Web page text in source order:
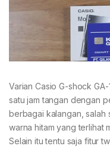
Varian Casio G-shock
satu jam tangan dengan
berbagai kalangan, salah
warna hitam yang terlihat
Selain itu tentu saja fitur